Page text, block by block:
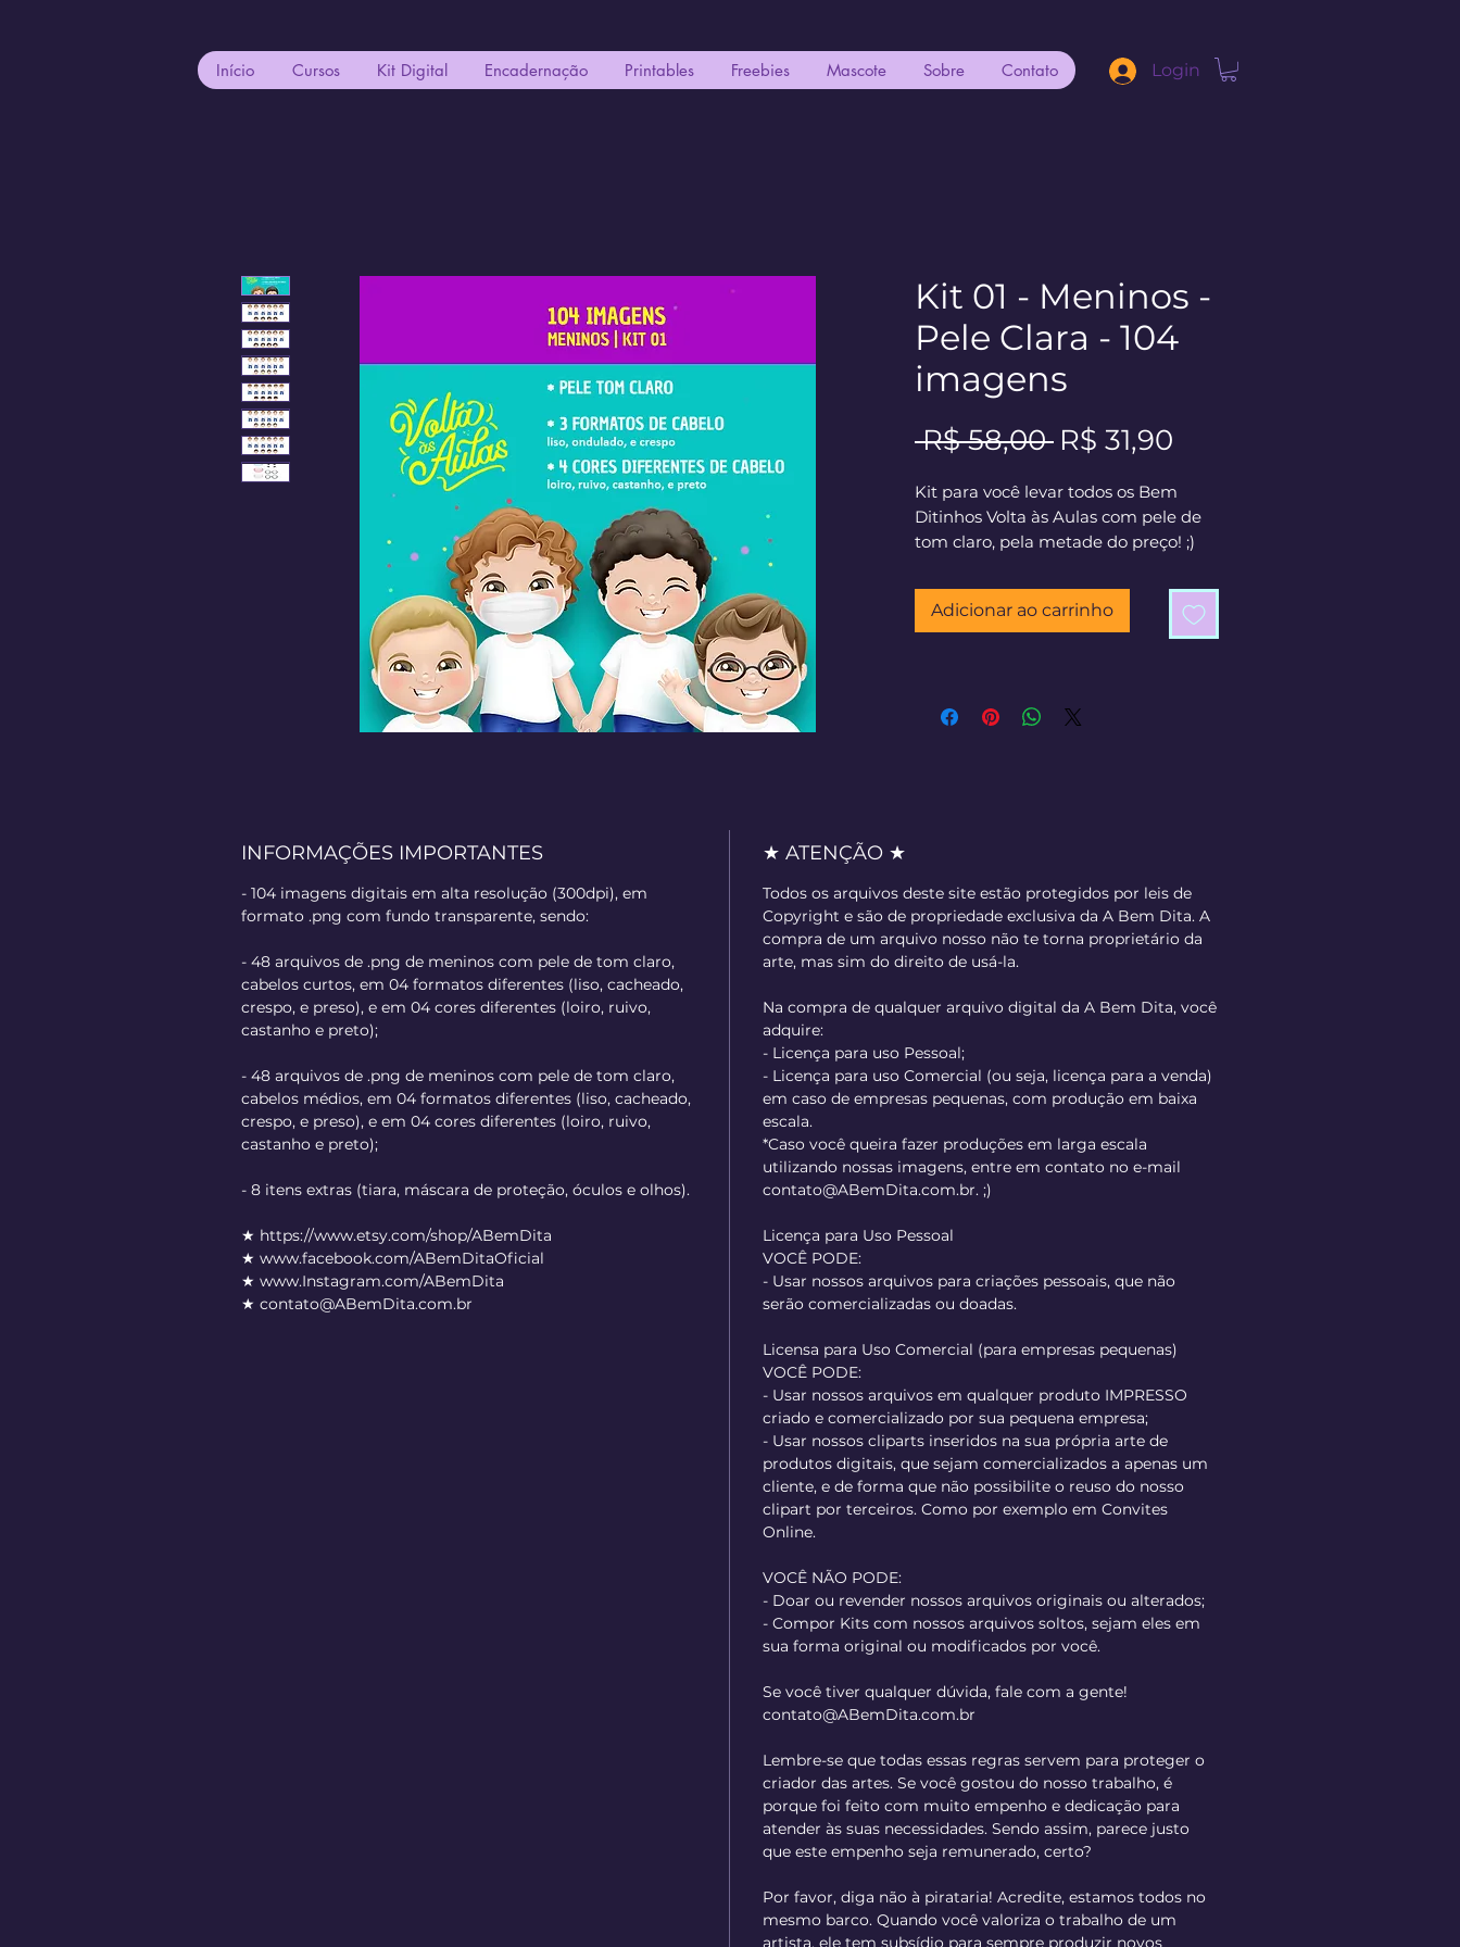
Início Cursos Kit Digital Encadernação Printables Freebies Mascote Sobre Contato Login
Kit 01 - Meninos -
Pele Clara - 104
imagens
R$ 58,00 Preço
R$ 31,90
Kit para você levar todos os Bem
Ditinhos Volta às Aulas com pele de
tom claro, pela metade do preço! ;)
Kit de Cliparts A Bem Dita - Volta às
Aulas com 96 meninos em arquivo
.png + 8 arquivos extras. Meninos
Adicionar ao carrinho
INFORMAÇÕES IMPORTANTES
- 104 imagens digitais em alta resolução (300dpi), em
formato .png com fundo transparente, sendo:
- 48 arquivos de .png de meninos com pele de tom claro,
cabelos curtos, em 04 formatos diferentes (liso, cacheado,
crespo, e preso), e em 04 cores diferentes (loiro, ruivo,
castanho e preto);
- 48 arquivos de .png de meninos com pele de tom claro,
cabelos médios, em 04 formatos diferentes (liso, cacheado,
crespo, e preso), e em 04 cores diferentes (loiro, ruivo,
castanho e preto);
- 8 itens extras (tiara, máscara de proteção, óculos e olhos).
★ https://www.etsy.com/shop/ABemDita
★ www.facebook.com/ABemDitaOficial
★ www.Instagram.com/ABemDita
★ contato@ABemDita.com.br
★ ATENÇÃO ★
Todos os arquivos deste site estão protegidos por leis de
Copyright e são de propriedade exclusiva da A Bem Dita. A
compra de um arquivo nosso não te torna proprietário da
arte, mas sim do direito de usá-la.
Na compra de qualquer arquivo digital da A Bem Dita, você
adquire:
- Licença para uso Pessoal;
- Licença para uso Comercial (ou seja, licença para a venda)
em caso de empresas pequenas, com produção em baixa
escala.
*Caso você queira fazer produções em larga escala
utilizando nossas imagens, entre em contato no e-mail
contato@ABemDita.com.br. ;)
Licença para Uso Pessoal
VOCÊ PODE:
- Usar nossos arquivos para criações pessoais, que não
serão comercializadas ou doadas.
Licensa para Uso Comercial (para empresas pequenas)
VOCÊ PODE:
- Usar nossos arquivos em qualquer produto IMPRESSO
criado e comercializado por sua pequena empresa;
- Usar nossos cliparts inseridos na sua própria arte de
produtos digitais, que sejam comercializados a apenas um
cliente, e de forma que não possibilite o reuso do nosso
clipart por terceiros. Como por exemplo em Convites
Online.
VOCÊ NÃO PODE:
- Doar ou revender nossos arquivos originais ou alterados;
- Compor Kits com nossos arquivos soltos, sejam eles em
sua forma original ou modificados por você.
Se você tiver qualquer dúvida, fale com a gente!
contato@ABemDita.com.br
Lembre-se que todas essas regras servem para proteger o
criador das artes. Se você gostou do nosso trabalho, é
porque foi feito com muito empenho e dedicação para
atender às suas necessidades. Sendo assim, parece justo
que este empenho seja remunerado, certo?
Por favor, diga não à pirataria! Acredite, estamos todos no
mesmo barco. Quando você valoriza o trabalho de um
artista, ele tem subsídio para sempre produzir novos